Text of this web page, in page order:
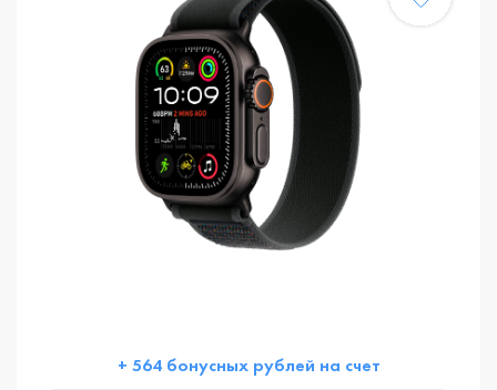
+ 564 бонусных рублей на счет